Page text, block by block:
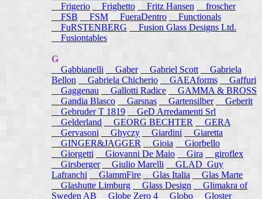
Frigerio
Frighetto Fritz Hansen
froscher
FSB
FSM FueraDentro
Functionals
FuRSTENBERG
Fusion Glass Designs Ltd.
Fusiontables
G
Gabbianelli
Gaber Gabriel Scott
Gabriela
Bellon
Gabriela Chicherio GAEAforms
Gaffuri
Gaggenau
Gallotti Radice
GAMMA & BROSS
Gandia Blasco
Garsnas Gartensilber
Geberit
Gebruder T 1819
GeD Arredamenti Srl
Gelderland
GEORG BECHTER
GERA
Gervasoni
Ghyczy Giardini
Giaretta
GINGER&JAGGER
Gioia
Giorbello
Giorgetti
Giovanni De Maio Gira
giroflex
Girsberger
Giulio Marelli
GLAD_Guy
Lafranchi
GlammFire Glas Italia
Glas Marte
Glashutte Limburg
Glass Design
Glimakra of
Sweden AB
Globe Zero 4 Globo
Gloster